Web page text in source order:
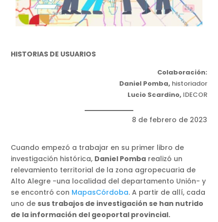
HISTORIAS DE USUARIOS
Colaboración:
Daniel Pomba, historiador
Lucio Scardino, IDECOR
8 de febrero de 2023
Cuando empezó a trabajar en su primer libro de
investigación histórica, Daniel Pomba realizó un
relevamiento territorial de la zona agropecuaria de
Alto Alegre -una localidad del departamento Unión- y
se encontró con MapasCórdoba. A partir de allí, cada
uno de sus trabajos de investigación se han nutrido
de la información del geoportal provincial.